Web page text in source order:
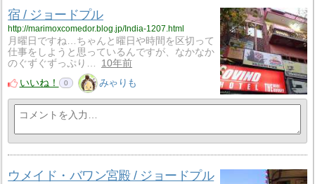
宿 / ジョードプル
http://marimoxcomedor.blog.jp/India-1207.html
月曜日ですね…ちゃんと曜日や時間を区切って
仕事をしようと思っているんですが、なかなか
のぐずぐずっぷり…
10年前
いいね！
0 みゃりも
ウメイド・バワン宮殿 / ジョードプル